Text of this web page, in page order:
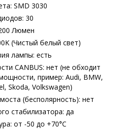
SMD 3030
30
Люмен
(Чистый белый свет)
лампы: есть
CANBUS: нет (не обходит
пример: Audi, BMW,
Skoda, Volkswagen)
(бесполярность): нет
стабилизатора: да
от -50 до +70°С